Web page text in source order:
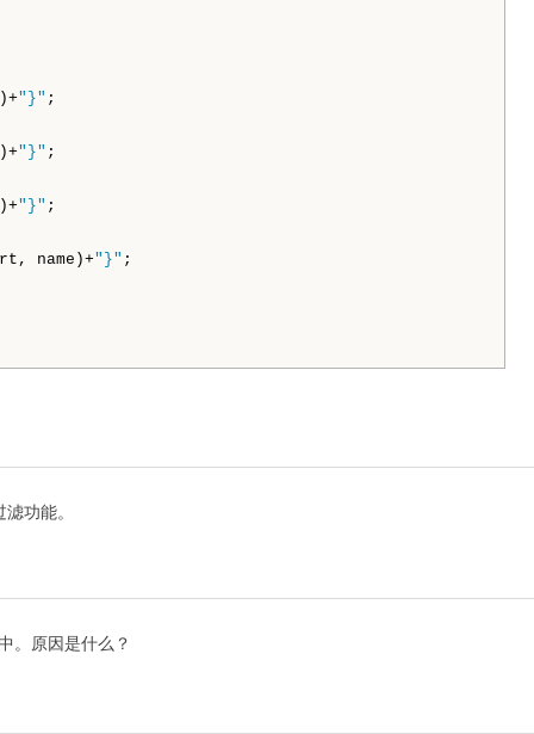
"}" ;
"}" ;
"}" ;
name)+"}" ;
功能。
。原因是什么？